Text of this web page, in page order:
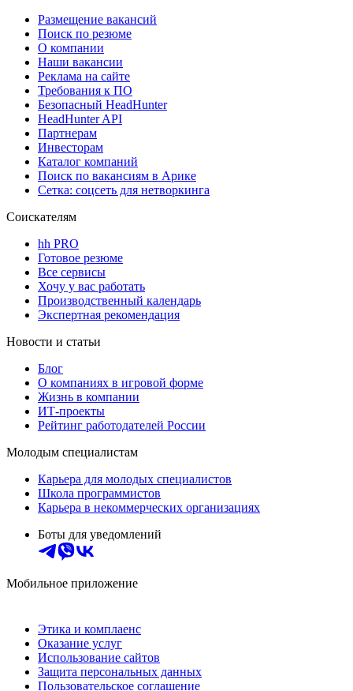
Размещение вакансий
Поиск по резюме
О компании
Наши вакансии
Реклама на сайте
Требования к ПО
Безопасный HeadHunter
HeadHunter API
Партнерам
Инвесторам
Каталог компаний
Поиск по вакансиям в Арике
Сетка: соцсеть для нетворкинга
Соискателям
hh PRO
Готовое резюме
Все сервисы
Хочу у вас работать
Производственный календарь
Экспертная рекомендация
Новости и статьи
Блог
О компаниях в игровой форме
Жизнь в компании
ИТ-проекты
Рейтинг работодателей России
Молодым специалистам
Карьера для молодых специалистов
Школа программистов
Карьера в некоммерческих организациях
Боты для уведомлений
Мобильное приложение
Этика и комплаенс
Оказание услуг
Использование сайтов
Защита персональных данных
Пользовательское соглашение